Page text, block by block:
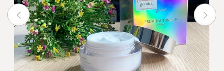
hóa đơn
Trạng thái Còn hàng
Tư vấn viên 0916999853 - 0919896393